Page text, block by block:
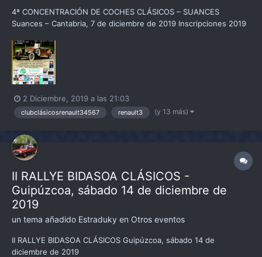
4ª CONCENTRACIÓN DE COCHES CLÁSICOS – SUANCES
Suances – Cantabria, 7 de diciembre de 2019 Inscripciones 2019
inscripciones se podrán realizar al teléfono o wassap 654582557
Al correo electrónico cortigueraclasica...
2 Diciembre, 2019 a las 21:03
clubclásicosrenault34567 renault3 (y 13 más)
II RALLYE BIDASOA CLÁSICOS -
Guipúzcoa, sábado 14 de diciembre de
2019
un tema añadido Estraduky en Otros eventos
II RALLYE BIDASOA CLÁSICOS Guipúzcoa, sábado 14 de
diciembre de 2019